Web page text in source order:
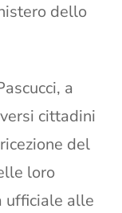
dello
a
cittadini
del
loro
ufficiale alle